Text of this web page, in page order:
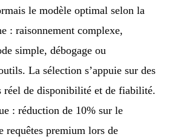
le modèle optimal selon la
: raisonnement complexe,
simple, débogage ou
La sélection s’appuie sur des
réel de disponibilité et de fiabilité.
: réduction de 10% sur le
requêtes premium lors de